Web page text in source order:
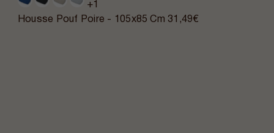
+1
Housse Pouf Poire - 105x85 Cm 31,49€